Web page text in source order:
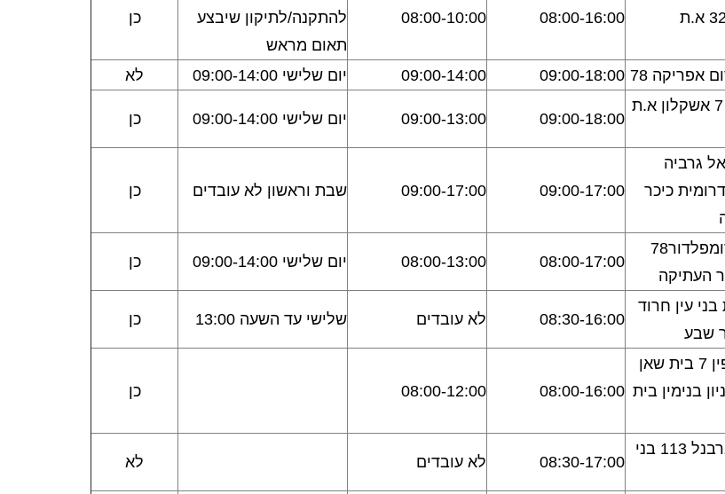
08:00-16:00
08:00-10:00
להתקנה/לתיקון שיבצע
תאום מראש
כן
אפריקה 78 09:00-18:00
09:00-14:00 יום שלישי 09:00-14:00 לא
פנינים 7 אשקלון א.ת
09:00-18:00
09:00-13:00 יום שלישי 09:00-14:00 כן
גרביה
כיכר
09:00-17:00
09:00-17:00 שבת וראשון לא עובדים כן
רח' טרומפלדור78
העתיקה
08:00-17:00
08:00-13:00 יום שלישי 09:00-14:00 כן
עין חרוד
08:30-16:00 לא עובדים שלישי עד השעה 13:00 כן
רח' רופין 7 בית שאן
בנימין בית 08:00-16:00
08:00-12:00 כן
רח' אברבנל 113 בני
08:30-17:00 לא עובדים לא